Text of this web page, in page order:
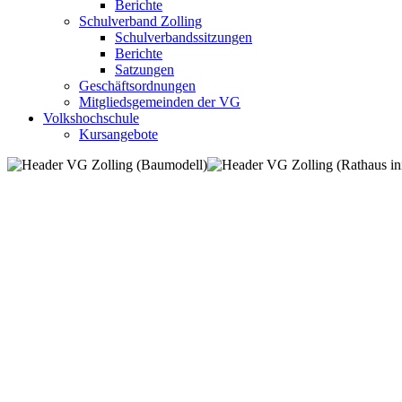
Berichte
Schulverband Zolling
Schulverbandssitzungen
Berichte
Satzungen
Geschäftsordnungen
Mitgliedsgemeinden der VG
Volkshochschule
Kursangebote